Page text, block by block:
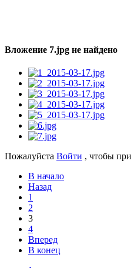
Вложение 7.jpg не найдено
Пожалуйста Войти , чтобы
В начало
Назад
1
2
3
4
Вперед
В конец